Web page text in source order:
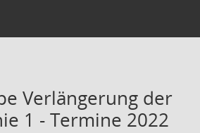
Verlängerung der
1 - Termine 2022